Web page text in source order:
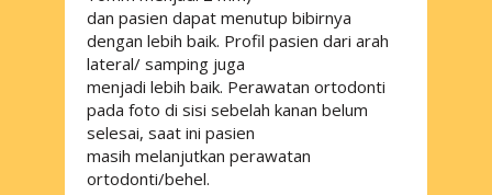
dan pasien dapat menutup bibirnya
dengan lebih baik. Profil pasien dari arah
lateral/ samping juga
menjadi lebih baik. Perawatan ortodonti
pada foto di sisi sebelah kanan belum
selesai, saat ini pasien
masih melanjutkan perawatan
ortodonti/behel.